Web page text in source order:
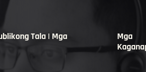
Tala | Mga
Mga